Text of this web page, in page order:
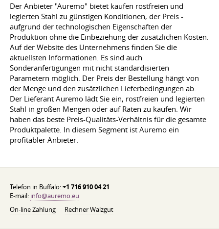
Der Anbieter "Auremo" bietet kaufen rostfreien und
legierten Stahl zu günstigen Konditionen, der Preis -
aufgrund der technologischen Eigenschaften der
Produktion ohne die Einbeziehung der zusätzlichen Kosten.
Auf der Website des Unternehmens finden Sie die
aktuellsten Informationen. Es sind auch
Sonderanfertigungen mit nicht standardisierten
Parametern möglich. Der Preis der Bestellung hängt von
der Menge und den zusätzlichen Lieferbedingungen ab.
Der Lieferant Auremo lädt Sie ein, rostfreien und legierten
Stahl in großen Mengen oder auf Raten zu kaufen. Wir
haben das beste Preis-Qualitäts-Verhältnis für die gesamte
Produktpalette. In diesem Segment ist Auremo ein
profitabler Anbieter.
Telefon in Buffalo:+1 716 910 04 21
E-mail: info@auremo.eu
On-line Zahlung
Rechner Walzgut